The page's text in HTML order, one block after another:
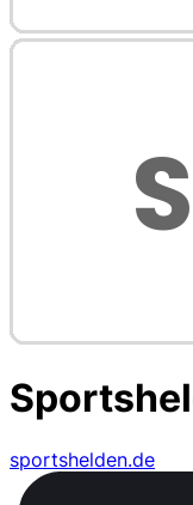
sportshelden.de